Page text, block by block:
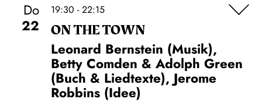
Do
22
19:30 - 22:15
ON THE TOWN
Leonard Bernstein (Musik),
Betty Comden & Adolph Green
(Buch & Liedtexte), Jerome
Robbins (Idee)